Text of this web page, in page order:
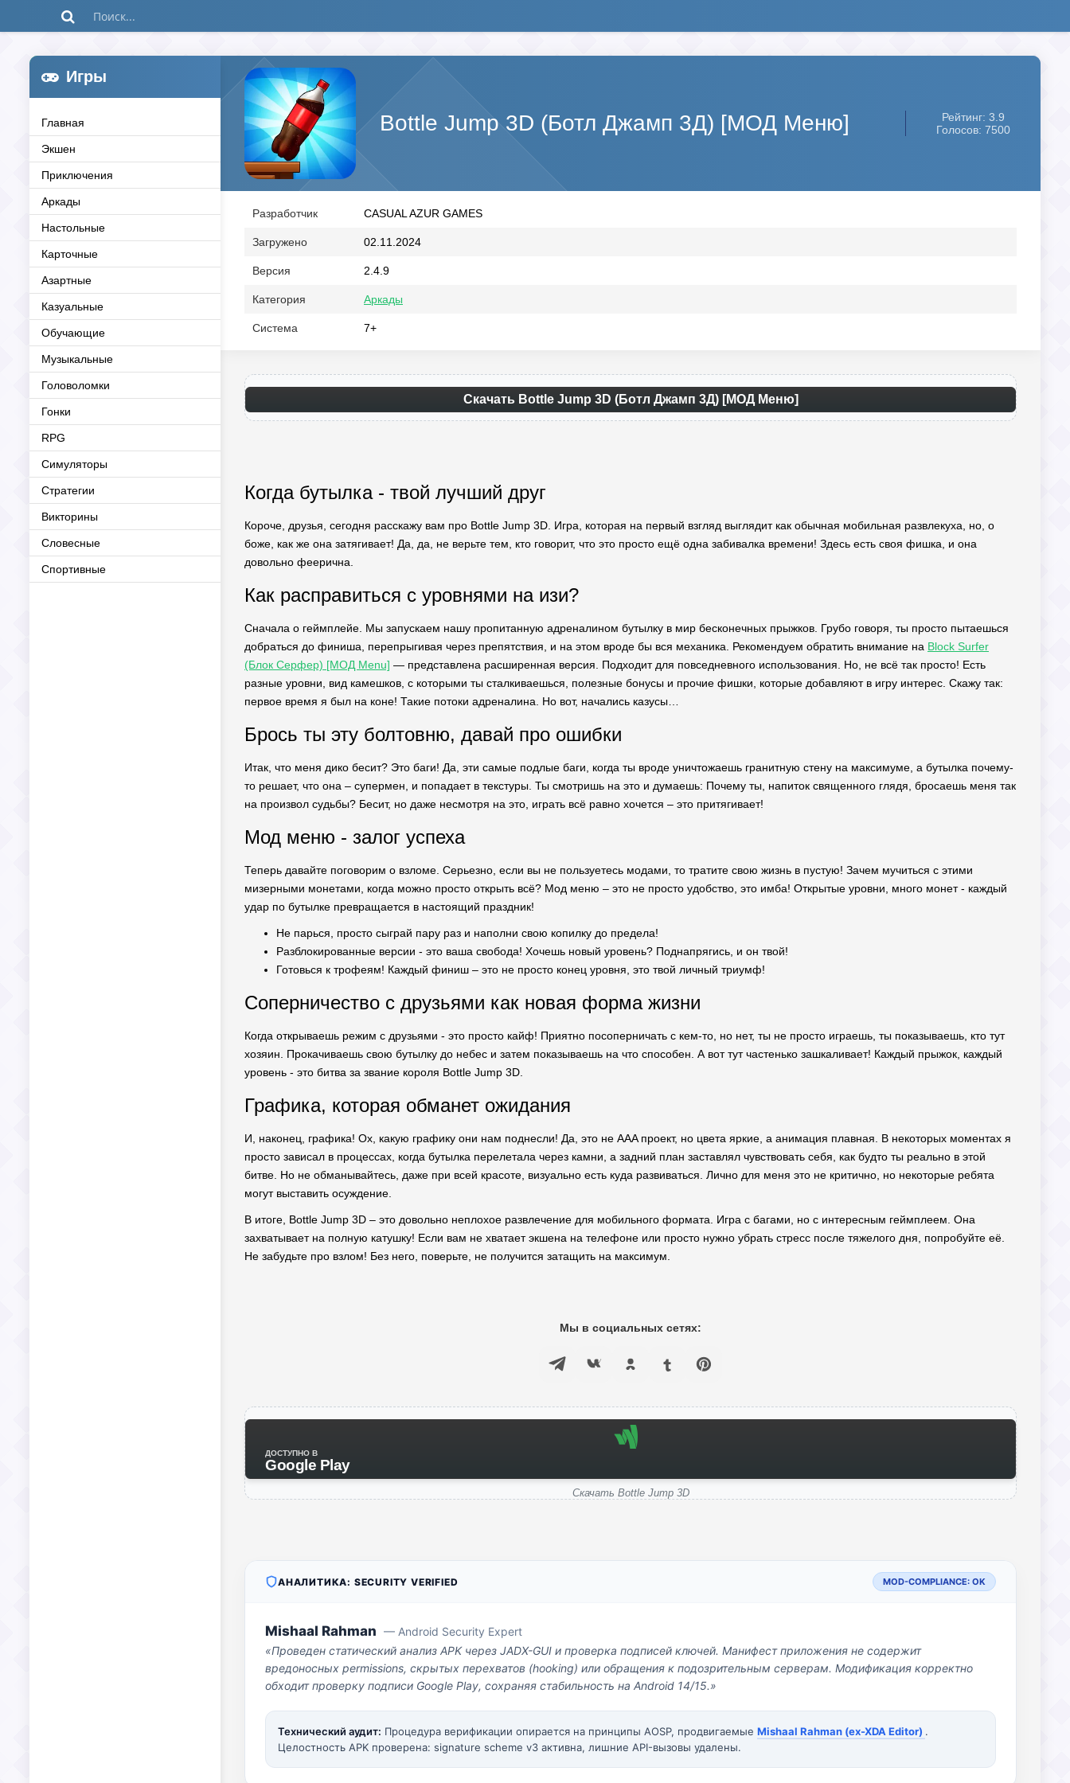
Игры
Главная
Экшен
Приключения
Аркады
Настольные
Карточные
Азартные
Казуальные
Обучающие
Музыкальные
Головоломки
Гонки
RPG
Симуляторы
Стратегии
Викторины
Словесные
Спортивные
Bottle Jump 3D (Ботл Джамп 3Д) [МОД Меню]
Рейтинг: 3.9
Голосов: 7500
Разработчик CASUAL AZUR GAMES
Загружено 02.11.2024
Версия 2.4.9
Категория Аркады
Система 7+
Скачать Bottle Jump 3D (Ботл Джамп 3Д) [МОД Меню]
Когда бутылка - твой лучший друг
Короче, друзья, сегодня расскажу вам про Bottle Jump 3D. Игра, которая на первый взгляд выглядит как обычная мобильная развлекуха, но, о
боже, как же она затягивает! Да, да, не верьте тем, кто говорит, что это просто ещё одна забивалка времени! Здесь есть своя фишка, и она
довольно феерична.
Как расправиться с уровнями на изи?
Сначала о геймплейе. Мы запускаем нашу пропитанную адреналином бутылку в мир бесконечных прыжков. Грубо говоря, ты просто пытаешься
добраться до финиша, перепрыгивая через препятствия, и на этом вроде бы вся механика. Рекомендуем обратить внимание на Block Surfer
(Блок Серфер) [МОД Menu] — представлена расширенная версия. Подходит для повседневного использования. Но, не всё так просто! Есть
разные уровни, вид камешков, с которыми ты сталкиваешься, полезные бонусы и прочие фишки, которые добавляют в игру интерес. Скажу так:
первое время я был на коне! Такие потоки адреналина. Но вот, начались казусы…
Брось ты эту болтовню, давай про ошибки
Итак, что меня дико бесит? Это баги! Да, эти самые подлые баги, когда ты вроде уничтожаешь гранитную стену на максимуме, а бутылка почему-
то решает, что она – супермен, и попадает в текстуры. Ты смотришь на это и думаешь: Почему ты, напиток священного глядя, бросаешь меня так
на произвол судьбы? Бесит, но даже несмотря на это, играть всё равно хочется – это притягивает!
Мод меню - залог успеха
Теперь давайте поговорим о взломе. Серьезно, если вы не пользуетесь модами, то тратите свою жизнь в пустую! Зачем мучиться с этими
мизерными монетами, когда можно просто открыть всё? Мод меню – это не просто удобство, это имба! Открытые уровни, много монет - каждый
удар по бутылке превращается в настоящий праздник!
Не парься, просто сыграй пару раз и наполни свою копилку до предела!
Разблокированные версии - это ваша свобода! Хочешь новый уровень? Поднапрягись, и он твой!
Готовься к трофеям! Каждый финиш – это не просто конец уровня, это твой личный триумф!
Соперничество с друзьями как новая форма жизни
Когда открываешь режим с друзьями - это просто кайф! Приятно посоперничать с кем-то, но нет, ты не просто играешь, ты показываешь, кто тут
хозяин. Прокачиваешь свою бутылку до небес и затем показываешь на что способен. А вот тут частенько зашкаливает! Каждый прыжок, каждый
уровень - это битва за звание короля Bottle Jump 3D.
Графика, которая обманет ожидания
И, наконец, графика! Ох, какую графику они нам поднесли! Да, это не AAA проект, но цвета яркие, а анимация плавная. В некоторых моментах я
просто зависал в процессах, когда бутылка перелетала через камни, а задний план заставлял чувствовать себя, как будто ты реально в этой
битве. Но не обманывайтесь, даже при всей красоте, визуально есть куда развиваться. Лично для меня это не критично, но некоторые ребята
могут выставить осуждение.
В итоге, Bottle Jump 3D – это довольно неплохое развлечение для мобильного формата. Игра с багами, но с интересным геймплеем. Она
захватывает на полную катушку! Если вам не хватает экшена на телефоне или просто нужно убрать стресс после тяжелого дня, попробуйте её.
Не забудьте про взлом! Без него, поверьте, не получится затащить на максимум.
Мы в социальных сетях:
ДОСТУПНО В
Google Play
Скачать Bottle Jump 3D
АНАЛИТИКА: SECURITY VERIFIED MOD-COMPLIANCE: OK
Mishaal Rahman — Android Security Expert
«Проведен статический анализ APK через JADX-GUI и проверка подписей ключей. Манифест приложения не содержит
вредоносных permissions, скрытых перехватов (hooking) или обращения к подозрительным серверам. Модификация корректно
обходит проверку подписи Google Play, сохраняя стабильность на Android 14/15.»
Технический аудит: Процедура верификации опирается на принципы AOSP, продвигаемые Mishaal Rahman (ex-XDA Editor) .
Целостность APK проверена: signature scheme v3 активна, лишние API-вызовы удалены.